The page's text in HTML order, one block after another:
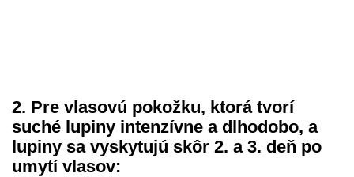
2. Pre vlasovú pokožku, ktorá tvorí
suché lupiny intenzívne a dlhodobo, a
lupiny sa vyskytujú skôr 2. a 3. deň po
umytí vlasov: